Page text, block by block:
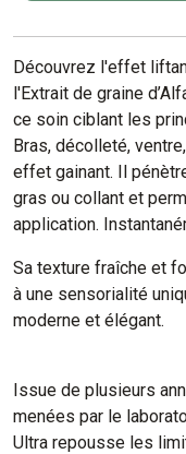
Découvrez l'effet
l'Extrait de graine
ce soin ciblant les
Bras, décolleté,
effet gainant. Il
gras ou collant et
application.
Sa texture fraîche et
à une sensorialité
moderne et élégant.
Issue de plusieurs
menées par le
Ultra repousse les